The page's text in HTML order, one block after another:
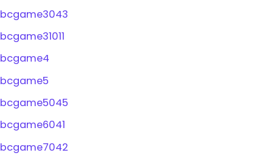
bcgame3043
bcgame31011
bcgame4
bcgame5
bcgame5045
bcgame6041
bcgame7042